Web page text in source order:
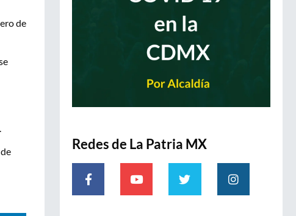
de
Redes de La Patria MX